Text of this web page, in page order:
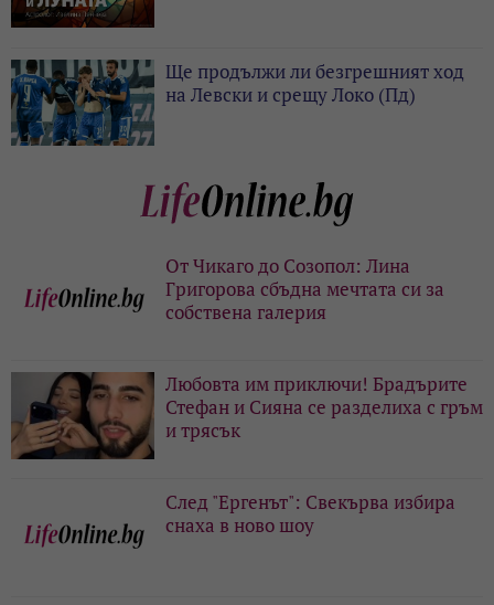
Ще продължи ли безгрешният ход
на Левски и срещу Локо (Пд)
От Чикаго до Созопол: Лина
Григорова сбъдна мечтата си за
собствена галерия
Любовта им приключи! Брадърите
Стефан и Сияна се разделиха с гръм
и трясък
След "Ергенът": Свекърва избира
снаха в ново шоу